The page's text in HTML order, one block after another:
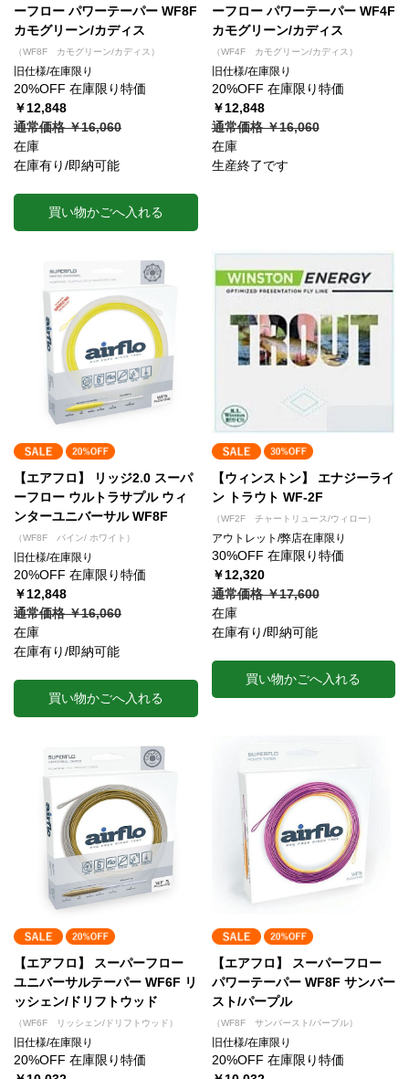
ーフロー パワーテーパー WF8F
カモグリーン/カディス
（WF8F カモグリーン/カディス）
旧仕様/在庫限り
20%OFF 在庫限り特価
￥12,848
通常価格 ￥16,060
在庫
在庫有り/即納可能
買い物かごへ入れる
ーフロー パワーテーパー WF4F
カモグリーン/カディス
（WF4F カモグリーン/カディス）
旧仕様/在庫限り
20%OFF 在庫限り特価
￥12,848
通常価格 ￥16,060
在庫
生産終了です
【エアフロ】 リッジ2.0 スーパ
ーフロー ウルトラサプル ウィ
ンターユニバーサル WF8F
（WF8F パイン/ ホワイト）
旧仕様/在庫限り
20%OFF 在庫限り特価
￥12,848
通常価格 ￥16,060
在庫
在庫有り/即納可能
買い物かごへ入れる
【ウィンストン】 エナジーライ
ン トラウト WF-2F
（WF2F チャートリュース/ウィロー）
アウトレット/弊店在庫限り
30%OFF 在庫限り特価
￥12,320
通常価格 ￥17,600
在庫
在庫有り/即納可能
買い物かごへ入れる
【エアフロ】 スーパーフロー
ユニバーサルテーパー WF6F リ
ッシェン/ドリフトウッド
（WF6F リッシェン/ドリフトウッド）
旧仕様/在庫限り
20%OFF 在庫限り特価
【エアフロ】 スーパーフロー
パワーテーパー WF8F サンバー
スト/パープル
（WF8F サンバースト/パープル）
旧仕様/在庫限り
20%OFF 在庫限り特価